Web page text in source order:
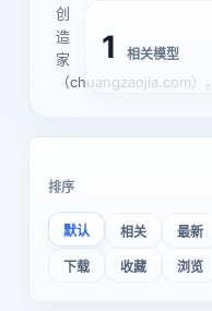
创
造
家
（chuangzaojia.com）。
1 相关模型
排序
默认 相关 最新
下载 收藏 浏览